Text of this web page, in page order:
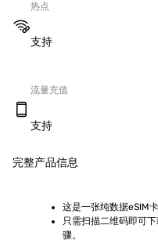
热点
支持
流量充值
支持
完整产品信息
这是一张纯数据eSIM
只需扫描二维码即可
骤。